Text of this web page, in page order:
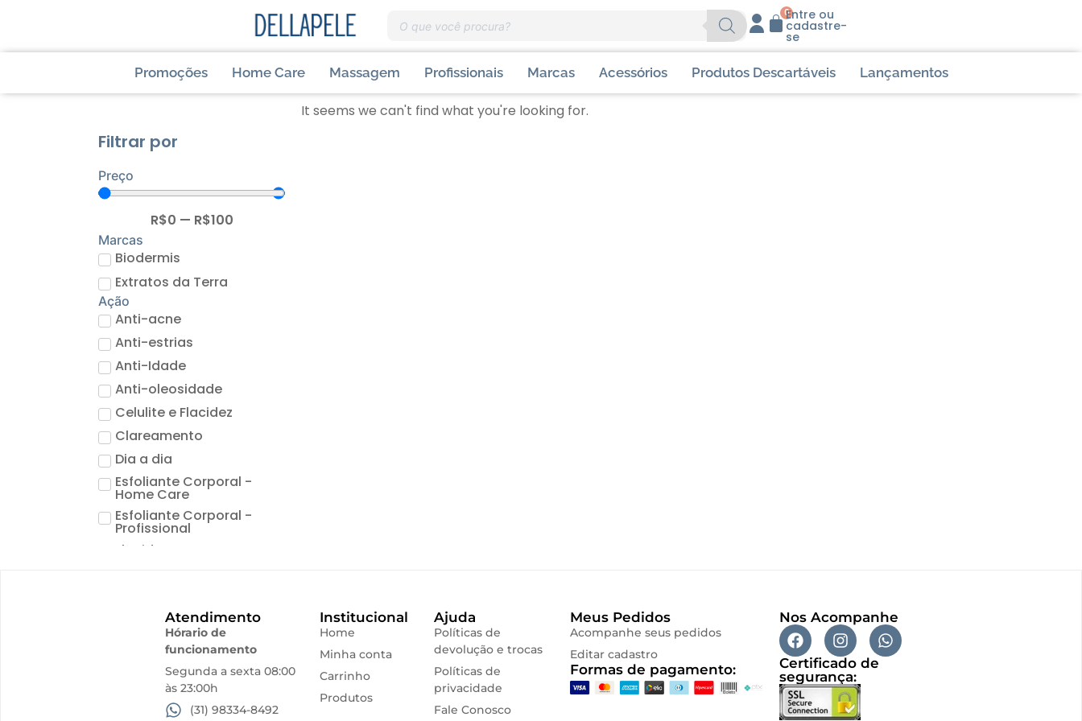
0Entre ou
cadastre-
se
Promoções Home Care Massagem Profissionais Marcas Acessórios Produtos Descartáveis Lançamentos
Filtrar por
Preço
R$0 — R$100
Marcas
Biodermis
Extratos da Terra
Ação
Anti-acne
Anti-estrias
Anti-Idade
Anti-oleosidade
Celulite e Flacidez
Clareamento
Dia a dia
Esfoliante Corporal -
Home Care
Esfoliante Corporal -
Profissional
Flacidez
Limpeza de Pele
Linha Terapia Capilar
Máscara
Pele Sensivel
Pro Vegetal
It seems we can't find what you're looking for.
Atendimento
Hórario de
funcionamento
Segunda a sexta 08:00
às 23:00h
(31) 98334-8492
Institucional
Home
Minha conta
Carrinho
Produtos
Ajuda
Políticas de
devolução e trocas
Políticas de
privacidade
Fale Conosco
Meus Pedidos
Acompanhe seus pedidos
Editar cadastro
Formas de pagamento:
Nos Acompanhe
Certificado de
segurança: